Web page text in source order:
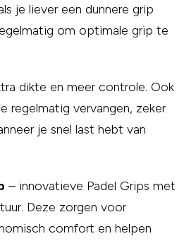
je liever een dunnere grip
om optimale grip te
dikte en meer controle. Ook
regelmatig vervangen, zeker
je snel last hebt van
– innovatieve Padel Grips met
Deze zorgen voor
comfort en helpen